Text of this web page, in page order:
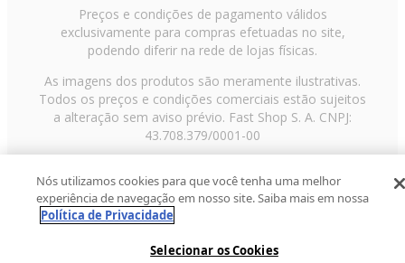
Preços e condições de pagamento válidos
exclusivamente para compras efetuadas no site,
podendo diferir na rede de lojas físicas.
As imagens dos produtos são meramente ilustrativas.
Todos os preços e condições comerciais estão sujeitos
a alteração sem aviso prévio. Fast Shop S. A. CNPJ:
43.708.379/0001-00
Paulo/SP, CEP 02029-001, Telefone: 11 3003-3728 ©
2013 Fast Shop - Todos os direitos reservadosRF
Nós utilizamos cookies para que você tenha uma melhor
experiência de navegação em nosso site. Saiba mais em nossa
Política de Privacidade
Selecionar os Cookies